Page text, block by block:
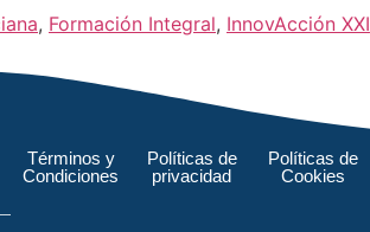
, Formación Integral, InnovAcción XXI
Términos y
Condiciones
Políticas de
privacidad
Políticas de
Cookies